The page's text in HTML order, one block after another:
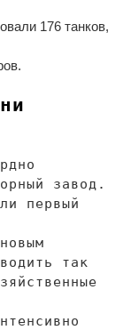
176 танков,
завод.
первый
так